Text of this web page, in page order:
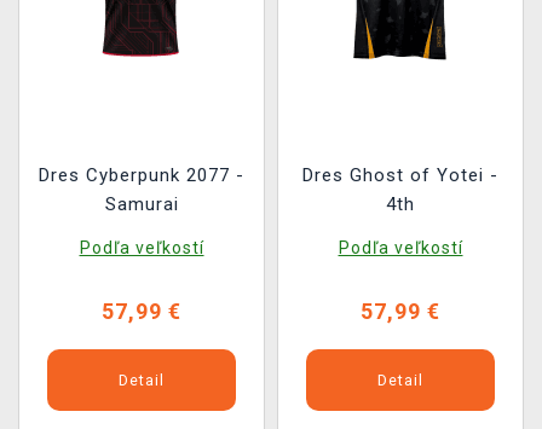
Dres Cyberpunk 2077 -
Samurai
Podľa veľkostí
57,99 €
Detail
Dres Ghost of Yotei -
4th
Podľa veľkostí
57,99 €
Detail